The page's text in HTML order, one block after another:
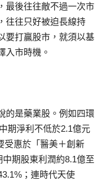
最後往往敵不過一次市
往往只好被迫長線持
要打贏股市，就須以基
入市時機。
的是藥業股。例如四環
期淨利不低於2.1億元
受惠於「醫美＋創新
期股東利潤約8.1億至
；連時代天使